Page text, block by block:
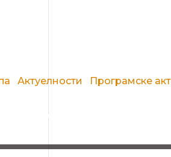
Актуелности Програмске